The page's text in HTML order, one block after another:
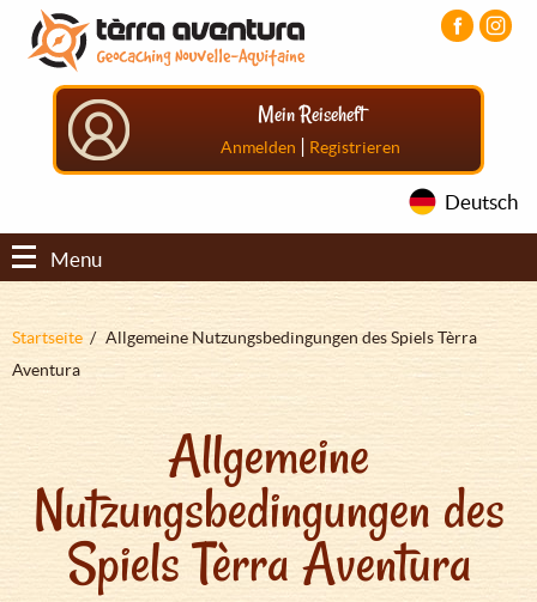
Direkt
zum
Inhalt
Aller
menu
principal
Aller
pied
Mein Reiseheft
Anmelden | Registrieren
Deutsch
Menu
Pfadnavigation
Startseite
Allgemeine Nutzungsbedingungen des Spiels Tèrra
Aventura
Allgemeine
Nutzungsbedingungen des
Spiels Tèrra Aventura